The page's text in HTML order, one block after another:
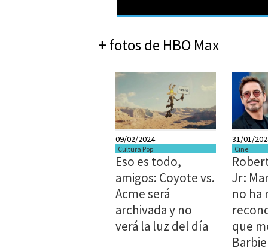
+ fotos de HBO Max
09/02/2024
Cultura Pop
Eso es todo,
amigos: Coyote vs.
Acme será
archivada y no
verá la luz del día
31/01/
Cine
Jr:
no ha
que
Barbie